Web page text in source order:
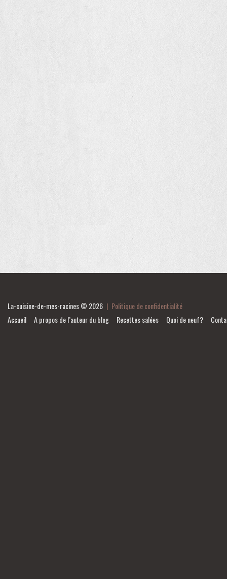
La-cuisine-de-mes-racines© 2026 | Politique de confidentialité
Accueil
A propos de l’auteur du blog Recettes salées Quoi de neuf?